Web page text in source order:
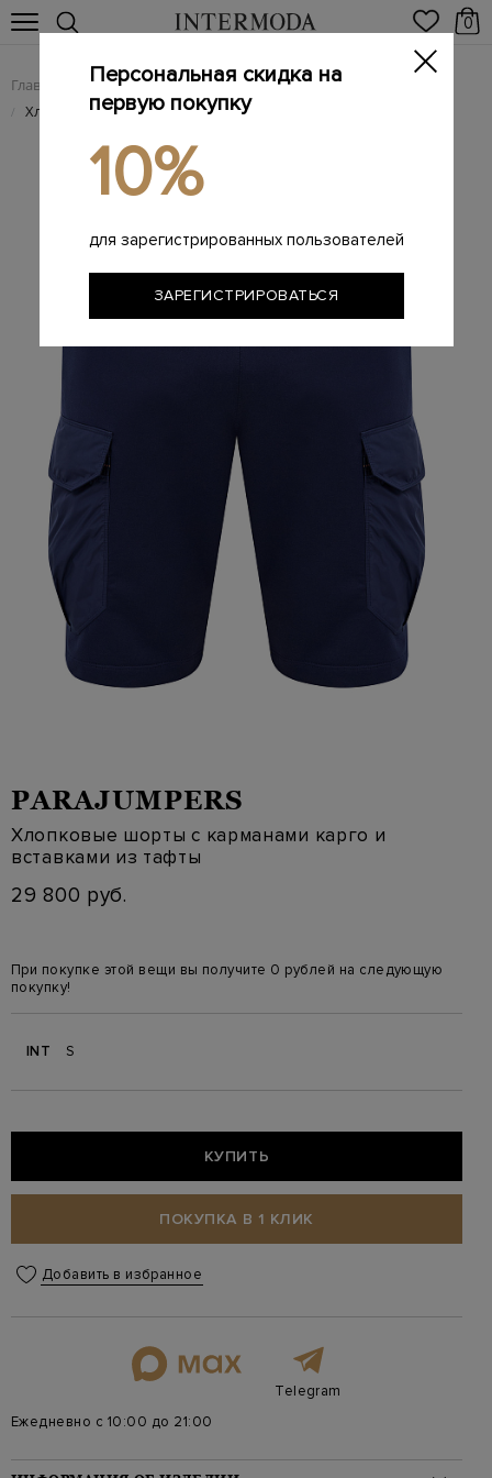
0
Главная Мужчинам / Одежда / Шорты
/ Хлопковые шорты с карманами карго и вставками из тафты
PARAJUMPERS
Хлопковые шорты с карманами карго и
вставками из тафты
29 800 руб.
При покупке этой вещи вы получите 0 рублей на следующую
покупку!
INT S
КУПИТЬ
ПОКУПКА В 1 КЛИК
Добавить в избранное
Telegram
Ежедневно с 10:00 до 21:00
Персональная скидка на
первую покупку
10%
для зарегистрированных пользователей
ЗАРЕГИСТРИРОВАТЬСЯ